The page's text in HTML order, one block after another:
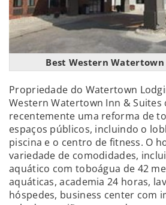
Best Western Watertown
Propriedade do Watertown
Western Watertown Inn & Suites
recentemente uma reforma de
espaços públicos, incluindo o
piscina e o centro de fitness. O
variedade de comodidades,
aquático com toboágua de 42
aquáticas, academia 24 horas,
hóspedes, business center com